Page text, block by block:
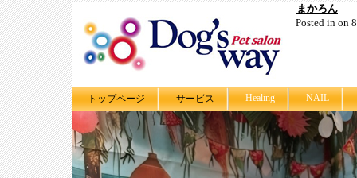
トップページ サービス Healing NAIL
まかろん
Posted in on